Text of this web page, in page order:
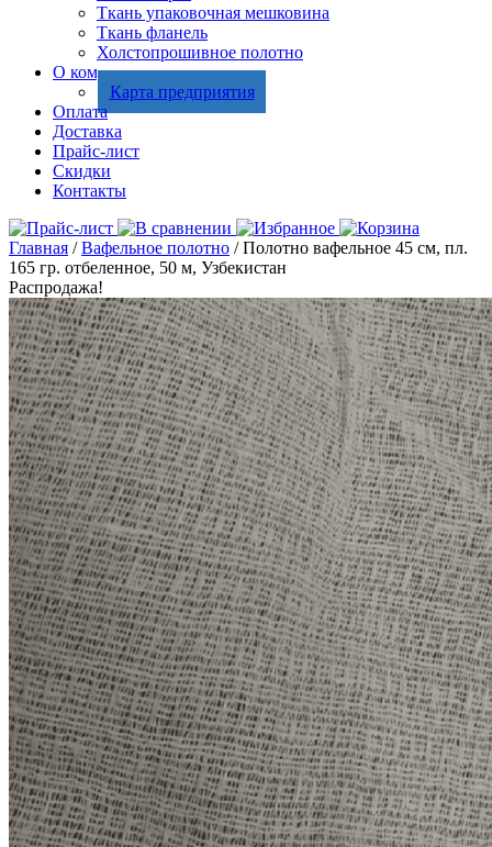
Ткань упаковочная мешковина
Ткань фланель
Холстопрошивное полотно
О компании
Карта предприятия
Оплата
Доставка
Прайс-лист
Скидки
Контакты
Главная /Вафельное полотно / Полотно вафельное 45 см, пл.
165 гр. отбеленное, 50 м, Узбекистан
Распродажа!